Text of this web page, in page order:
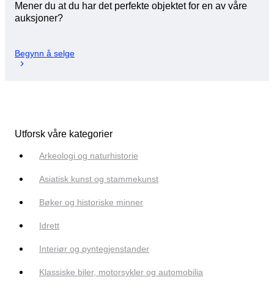
Mener du at du har det perfekte objektet for en av våre
auksjoner?
Begynn å selge
Utforsk våre kategorier
Arkeologi og naturhistorie
Asiatisk kunst og stammekunst
Bøker og historiske minner
Idrett
Interiør og pyntegjenstander
Klassiske biler, motorsykler og automobilia